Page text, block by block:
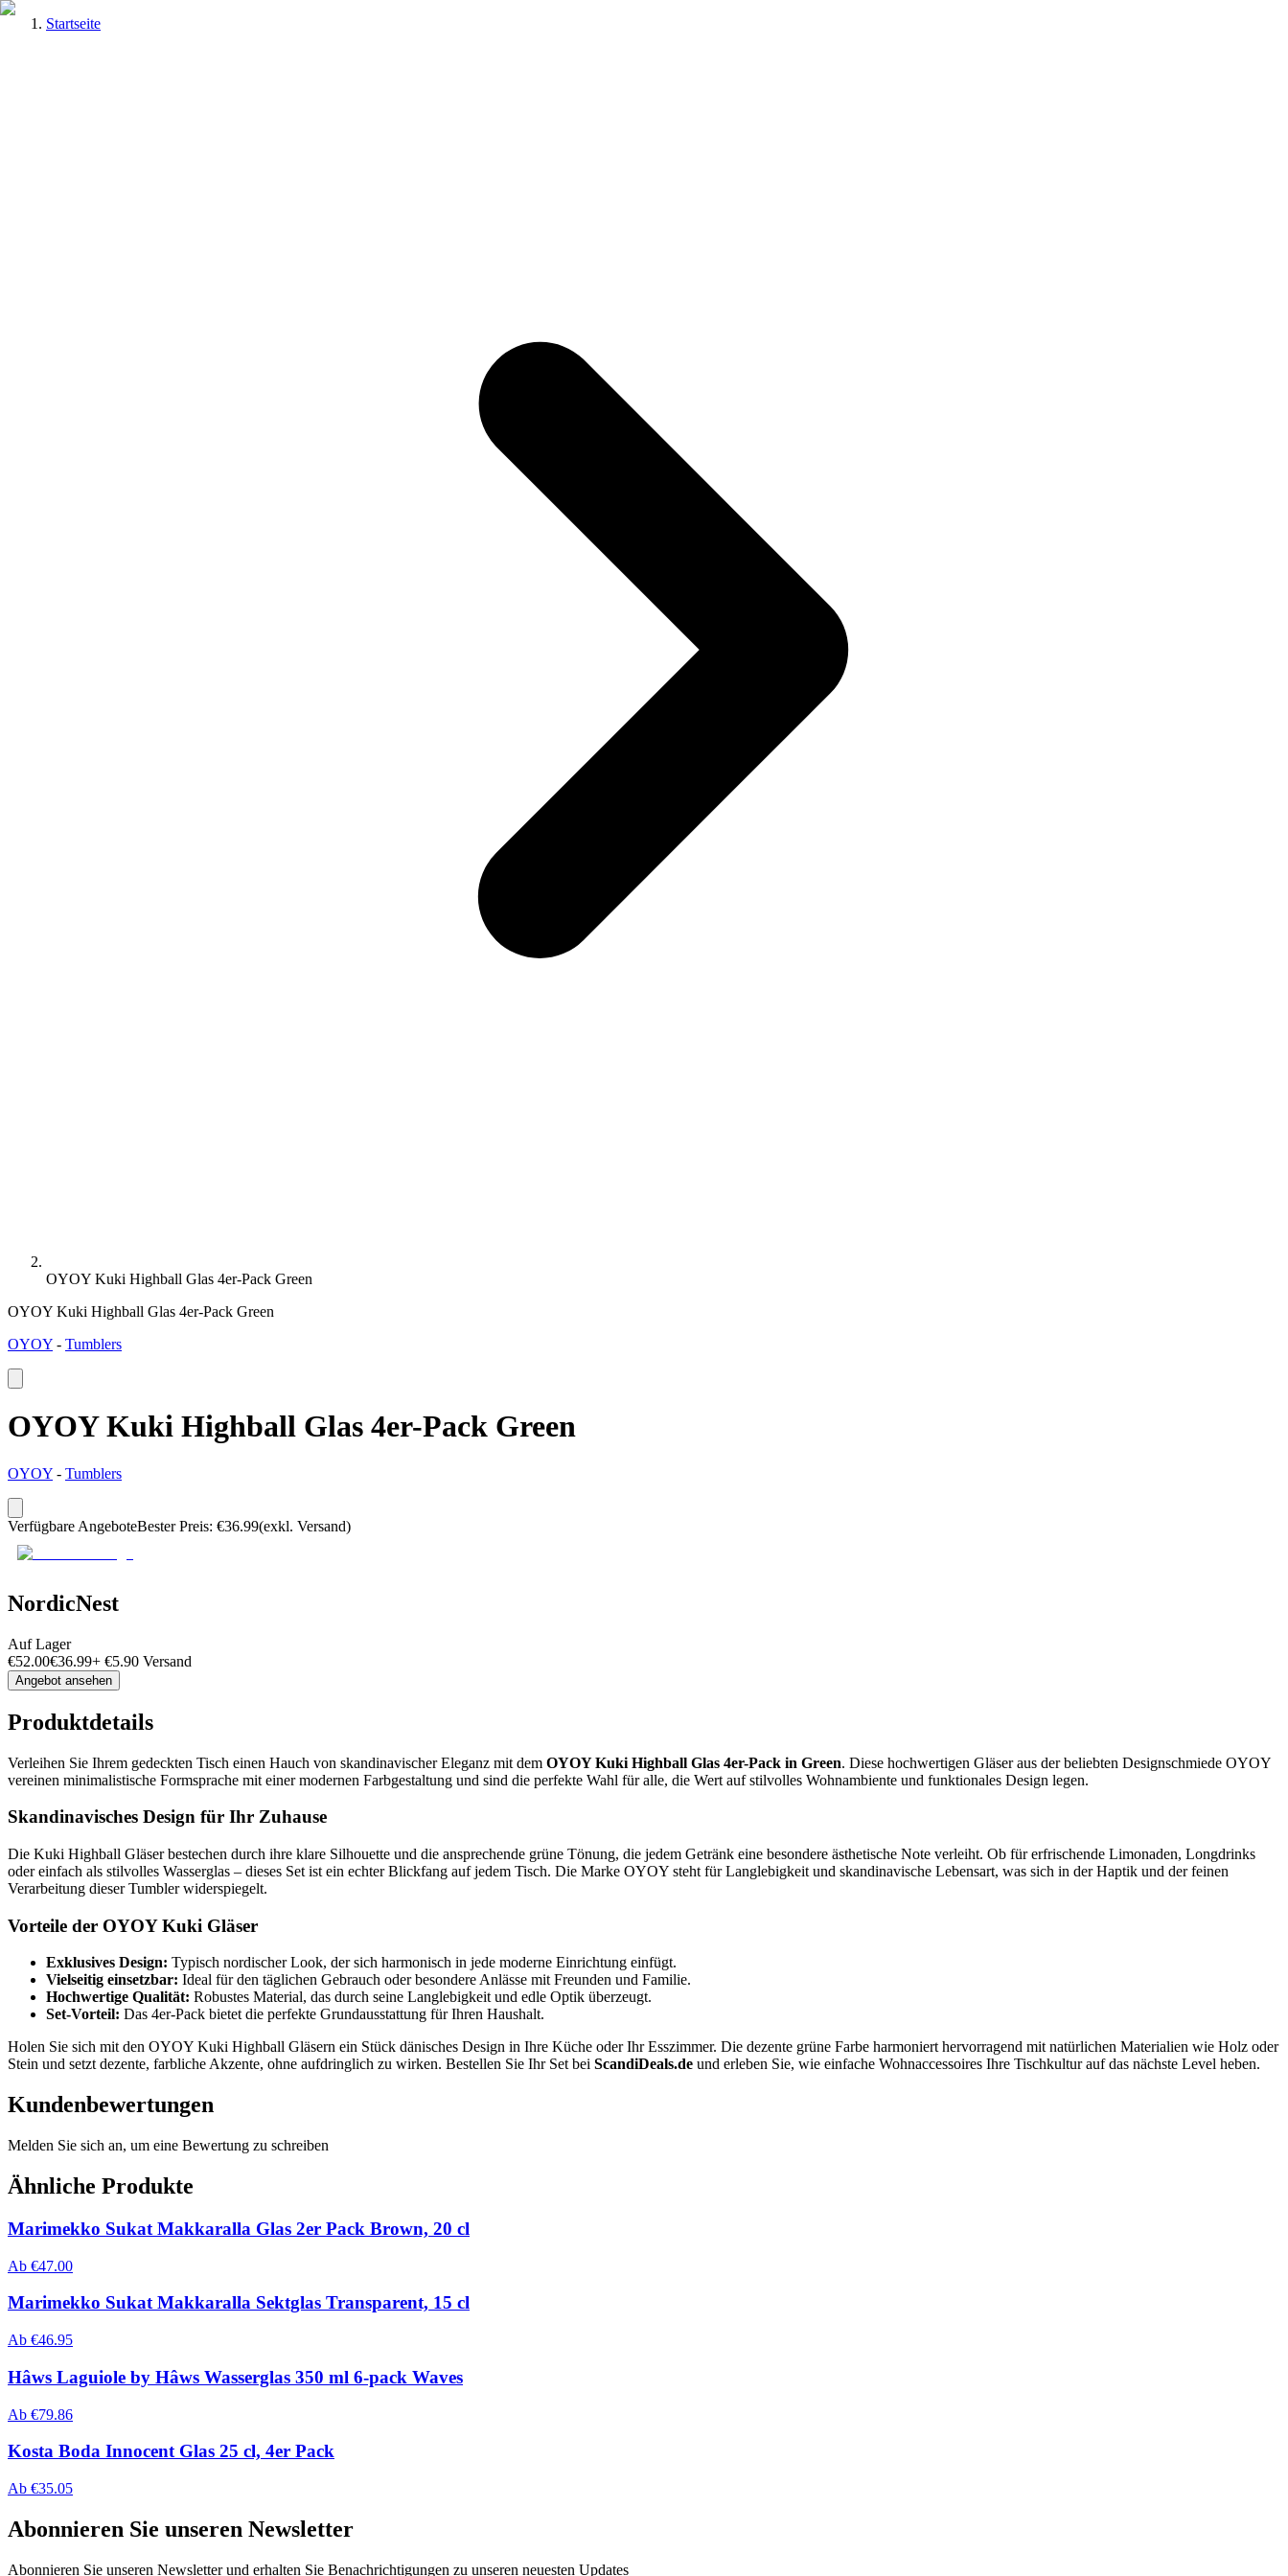
Startseite
OYOY Kuki Highball Glas 4er-Pack Green
OYOY Kuki Highball Glas 4er-Pack Green
OYOY - Tumblers
OYOY Kuki Highball Glas 4er-Pack Green
OYOY - Tumblers
Verfügbare AngeboteBester Preis: €36.99(exkl. Versand)
NordicNest
Auf Lager
€52.00€36.99+ €5.90 Versand
Angebot ansehen
Produktdetails
Verleihen Sie Ihrem gedeckten Tisch einen Hauch von skandinavischer Eleganz mit dem OYOY Kuki Highball Glas 4er-Pack in Green. Diese hochwertigen Gläser aus der beliebten Designschmiede OYOY
vereinen minimalistische Formsprache mit einer modernen Farbgestaltung und sind die perfekte Wahl für alle, die Wert auf stilvolles Wohnambiente und funktionales Design legen.
Skandinavisches Design für Ihr Zuhause
Die Kuki Highball Gläser bestechen durch ihre klare Silhouette und die ansprechende grüne Tönung, die jedem Getränk eine besondere ästhetische Note verleiht. Ob für erfrischende Limonaden, Longdrinks
oder einfach als stilvolles Wasserglas – dieses Set ist ein echter Blickfang auf jedem Tisch. Die Marke OYOY steht für Langlebigkeit und skandinavische Lebensart, was sich in der Haptik und der feinen
Verarbeitung dieser Tumbler widerspiegelt.
Vorteile der OYOY Kuki Gläser
Exklusives Design: Typisch nordischer Look, der sich harmonisch in jede moderne Einrichtung einfügt.
Vielseitig einsetzbar: Ideal für den täglichen Gebrauch oder besondere Anlässe mit Freunden und Familie.
Hochwertige Qualität: Robustes Material, das durch seine Langlebigkeit und edle Optik überzeugt.
Set-Vorteil: Das 4er-Pack bietet die perfekte Grundausstattung für Ihren Haushalt.
Holen Sie sich mit den OYOY Kuki Highball Gläsern ein Stück dänisches Design in Ihre Küche oder Ihr Esszimmer. Die dezente grüne Farbe harmoniert hervorragend mit natürlichen Materialien wie Holz oder
Stein und setzt dezente, farbliche Akzente, ohne aufdringlich zu wirken. Bestellen Sie Ihr Set bei ScandiDeals.de und erleben Sie, wie einfache Wohnaccessoires Ihre Tischkultur auf das nächste Level heben.
Kundenbewertungen
Melden Sie sich an, um eine Bewertung zu schreiben
Ähnliche Produkte
Marimekko Sukat Makkaralla Glas 2er Pack Brown, 20 cl
Ab €47.00
Marimekko Sukat Makkaralla Sektglas Transparent, 15 cl
Ab €46.95
Hâws Laguiole by Hâws Wasserglas 350 ml 6-pack Waves
Ab €79.86
Kosta Boda Innocent Glas 25 cl, 4er Pack
Ab €35.05
Abonnieren Sie unseren Newsletter
Abonnieren Sie unseren Newsletter und erhalten Sie Benachrichtigungen zu unseren neuesten Updates